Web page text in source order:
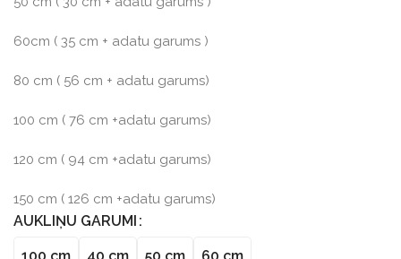
60cm ( 35 cm + adatu garums )
80 cm ( 56 cm + adatu garums)
100 cm ( 76 cm +adatu garums)
120 cm ( 94 cm +adatu garums)
150 cm ( 126 cm +adatu garums)
AUKLIŅU GARUMI